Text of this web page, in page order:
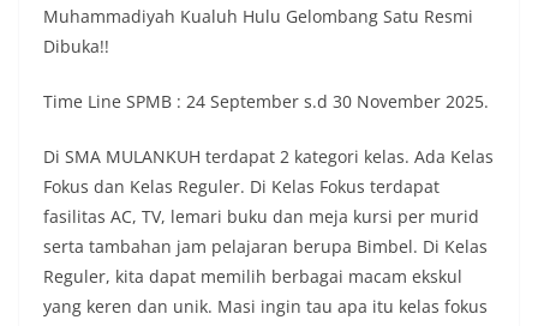
Muhammadiyah Kualuh Hulu Gelombang Satu Resmi
Dibuka!!
Time Line SPMB : 24 September s.d 30 November 2025.
Di SMA MULANKUH terdapat 2 kategori kelas. Ada Kelas
Fokus dan Kelas Reguler. Di Kelas Fokus terdapat
fasilitas AC, TV, lemari buku dan meja kursi per murid
serta tambahan jam pelajaran berupa Bimbel. Di Kelas
Reguler, kita dapat memilih berbagai macam ekskul
yang keren dan unik. Masi ingin tau apa itu kelas fokus